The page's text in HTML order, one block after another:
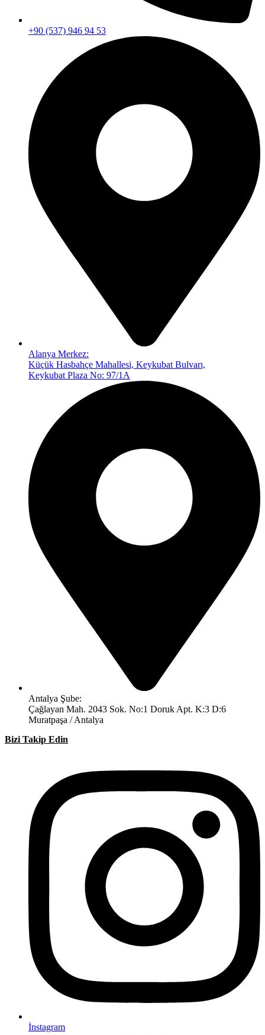
+90 (537) 946 94 53
Alanya Merkez:
Küçük Hasbahçe Mahallesi, Keykubat Bulvarı,
Keykubat Plaza No: 97/1A
Antalya Şube:
Çağlayan Mah. 2043 Sok. No:1 Doruk Apt. K:3 D:6
Muratpaşa / Antalya
Bizi Takip Edin
İnstagram